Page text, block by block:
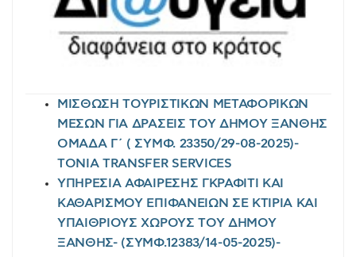
ΜΙΣΘΩΣΗ ΤΟΥΡΙΣΤΙΚΩΝ ΜΕΤΑΦΟΡΙΚΩΝ
ΜΕΣΩΝ ΓΙΑ ΔΡΑΣΕΙΣ ΤΟΥ ΔΗΜΟΥ ΞΑΝΘΗΣ
ΟΜΑΔΑ Γ΄ ( ΣΥΜΦ. 23350/29-08-2025)-
TONIA TRANSFER SERVICES
ΥΠΗΡΕΣΙΑ ΑΦΑΙΡΕΣΗΣ ΓΚΡΑΦΙΤΙ ΚΑΙ
ΚΑΘΑΡΙΣΜΟΥ ΕΠΙΦΑΝΕΙΩΝ ΣΕ ΚΤΙΡΙΑ ΚΑΙ
ΥΠΑΙΘΡΙΟΥΣ ΧΩΡΟΥΣ ΤΟΥ ΔΗΜΟΥ
ΞΑΝΘΗΣ- (ΣΥΜΦ.12383/14-05-2025)-